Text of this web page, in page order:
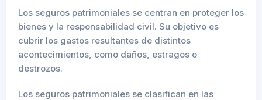
Los seguros patrimoniales se centran en proteger los
bienes y la responsabilidad civil. Su objetivo es
cubrir los gastos resultantes de distintos
acontecimientos, como daños, estragos o
destrozos.
Los seguros patrimoniales se clasifican en las